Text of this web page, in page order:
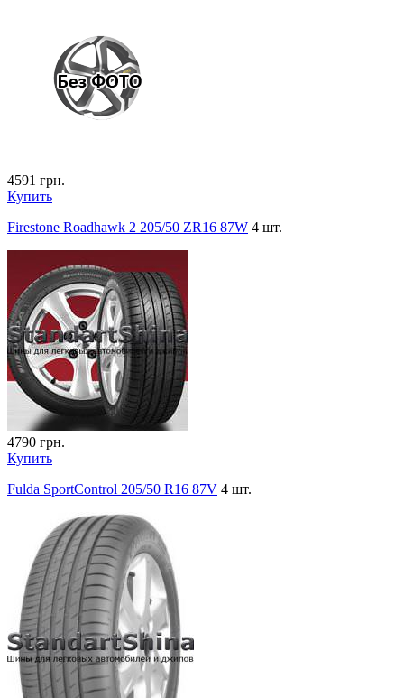
4591 грн.
Купить
Firestone Roadhawk 2 205/50 ZR16 87W 4 шт.
4790 грн.
Купить
Fulda SportControl 205/50 R16 87V 4 шт.